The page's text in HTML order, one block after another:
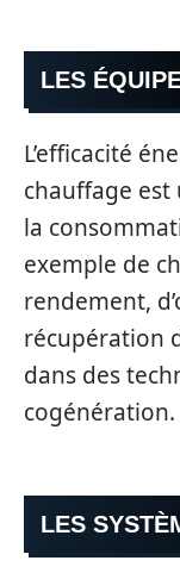
LES
L’efficacité
chauffage
la
exemple de
rendement,
récupération
dans des
cogénération.
LES